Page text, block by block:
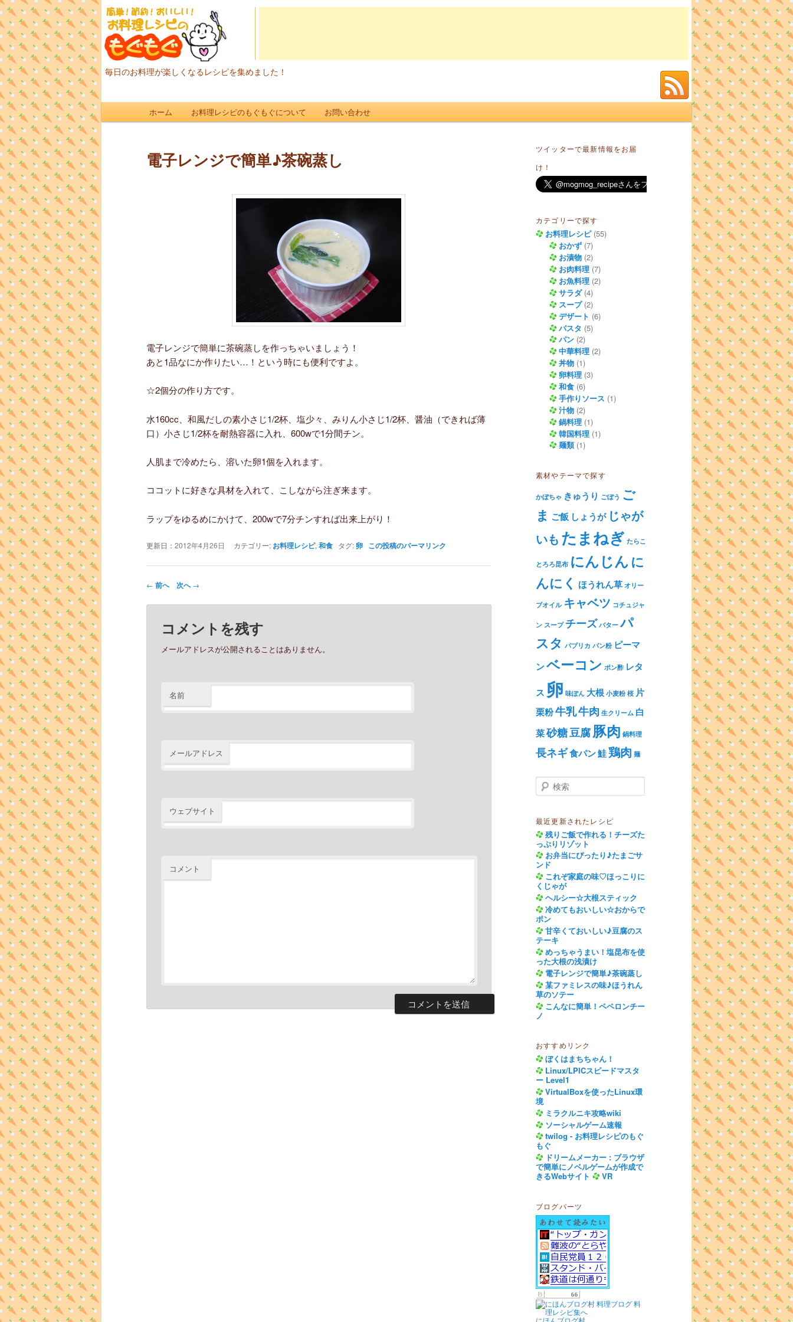
毎日のお料理が楽しくなるレシピを集めました！
メインメニューメインコンテンツへ移動
サブコンテンツへ移動
ホーム お料理レシピのもぐもぐについて お問い合わせ
電子レンジで簡単♪茶碗蒸し
電子レンジで簡単に茶碗蒸しを作っちゃいましょう！
あと1品なにか作りたい…！という時にも便利ですよ。
☆2個分の作り方です。
水160cc、和風だしの素小さじ1/2杯、塩少々、みりん小さじ1/2杯、醤油（できれば薄
口）小さじ1/2杯を耐熱容器に入れ、600wで1分間チン。
人肌まで冷めたら、溶いた卵1個を入れます。
ココットに好きな具材を入れて、こしながら注ぎ来ます。
ラップをゆるめにかけて、200wで7分チンすれば出来上がり！
更新日： 2012年4月26日 カテゴリー: お料理レシピ, 和食 タグ: 卵 この投稿のパーマリンク
投稿ナビゲーション
← 前へ 次へ→
コメントを残す
メールアドレスが公開されることはありません。
名前
メールアドレス
ウェブサイト
コメント
ツイッターで最新情報をお届
け！
カテゴリーで探す
お料理レシピ(55)
おかず(7)
お漬物(2)
お肉料理(7)
お魚料理(2)
サラダ(4)
スープ(2)
デザート (6)
パスタ (5)
パン(2)
中華料理(2)
丼物(1)
卵料理(3)
和食(6)
手作りソース (1)
汁物(2)
鍋料理(1)
韓国料理(1)
麺類(1)
素材やテーマで探す
かぼちゃ きゅうり ごぼう ご
ま ご飯 しょうが じゃが
いも たまねぎ たらこ
とろろ昆布 にんじんに
んにく ほうれん草 オリー
ブオイル キャベツ コチュジャ
ン スープ チーズ バター パ
スタ パプリカ パン粉 ピーマ
ンベーコン ポン酢 レタ
ス 卵 味ぽん 大根 小麦粉 桜 片
栗粉牛乳牛肉 生クリーム 白
菜砂糖豆腐豚肉 鍋料理
長ネギ食パン鮭鶏肉 麺
検索
最近更新されたレシピ
残りご飯で作れる！チーズた
っぷりリゾット
お弁当にぴったり♪たまごサ
ンド
これぞ家庭の味♡ほっこりに
くじゃが
ヘルシー☆大根スティック
冷めてもおいしい☆おからで
ポン
甘辛くておいしい♪豆腐のス
テーキ
めっちゃうまい！塩昆布を使
った大根の浅漬け
電子レンジで簡単♪茶碗蒸し
某ファミレスの味♪ほうれん
草のソテー
こんなに簡単！ペペロンチー
ノ
おすすめリンク
ぼくはまちちゃん！
Linux/LPICスピードマスタ
ー Level1
VirtualBoxを使ったLinux環
境
ミラクルニキ攻略wiki
ソーシャルゲーム速報
twilog - お料理レシピのもぐ
もぐ
ドリームメーカー : ブラウザ
で簡単にノベルゲームが作成で
きるWebサイト
VR
ブログパーツ
にほんブログ村